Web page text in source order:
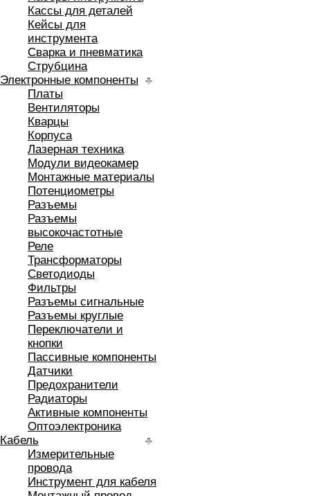
Кассы для деталей
Кейсы для
инструмента
Сварка и пневматика
Струбцина
Электронные компоненты
Платы
Вентиляторы
Кварцы
Корпуса
Лазерная техника
Модули видеокамер
Монтажные материалы
Потенциометры
Разъемы
Разъемы
высокочастотные
Реле
Трансформаторы
Светодиоды
Фильтры
Разъемы сигнальные
Разъемы круглые
Переключатели и
кнопки
Пассивные компоненты
Датчики
Предохранители
Радиаторы
Активные компоненты
Оптоэлектроника
Кабель
Измерительные
провода
Инструмент для кабеля